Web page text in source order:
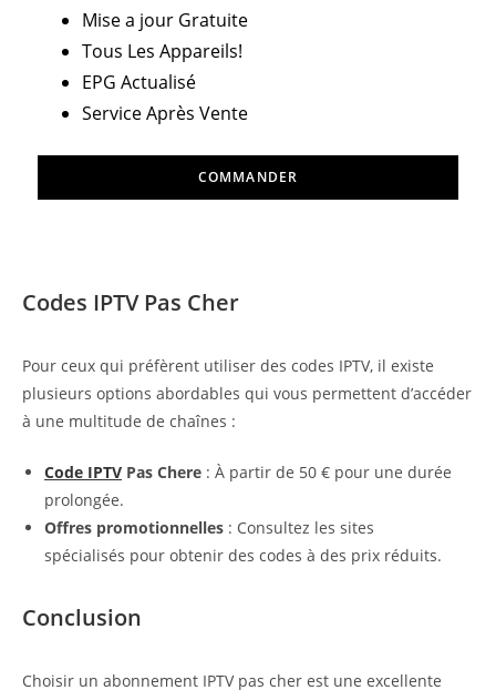
Mise a jour Gratuite
Tous Les Appareils!
EPG Actualisé
Service Après Vente
COMMANDER
Codes IPTV Pas Cher
Pour ceux qui préfèrent utiliser des codes IPTV, il existe
plusieurs options abordables qui vous permettent d’accéder
à une multitude de chaînes :
Code IPTV Pas Chere : À partir de 50 € pour une durée
prolongée.
Offres promotionnelles : Consultez les sites
spécialisés pour obtenir des codes à des prix réduits.
Conclusion
Choisir un abonnement IPTV pas cher est une excellente